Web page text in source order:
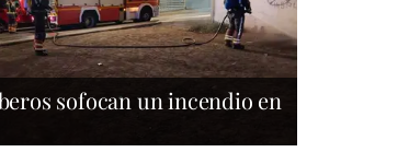
sofocan un incendio en